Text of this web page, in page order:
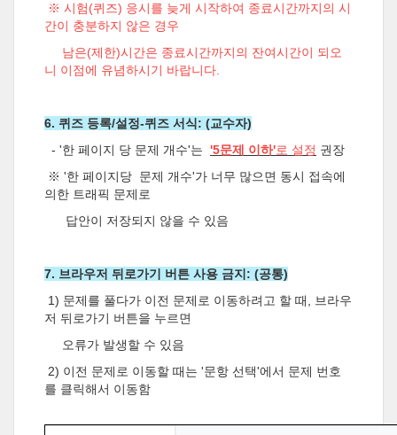
※ 시험(퀴즈) 응시를 늦게 시작하여 종료시간까지의 시
간이 충분하지 않은 경우
남은(제한)시간은 종료시간까지의 잔여시간이 되오
니 이점에 유념하시기 바랍니다.
6. 퀴즈 등록/설정-퀴즈 서식: (교수자)
- '한 페이지 당 문제 개수'는 '5문제 이하'로 설정 권장
※ '한 페이지당 문제 개수'가 너무 많으면 동시 접속에
의한 트래픽 문제로
답안이 저장되지 않을 수 있음
7. 브라우저 뒤로가기 버튼 사용 금지: (공통)
1) 문제를 풀다가 이전 문제로 이동하려고 할 때, 브라우
저 뒤로가기 버튼을 누르면
오류가 발생할 수 있음
2) 이전 문제로 이동할 때는 '문항 선택'에서 문제 번호
를 클릭해서 이동함